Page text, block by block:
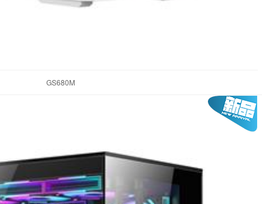
GS680M